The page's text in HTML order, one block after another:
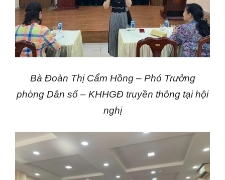
Bà Đoàn Thị Cẩm Hồng – Phó Trưởng
phòng Dân số – KHHGĐ truyền thông tại hội
nghị